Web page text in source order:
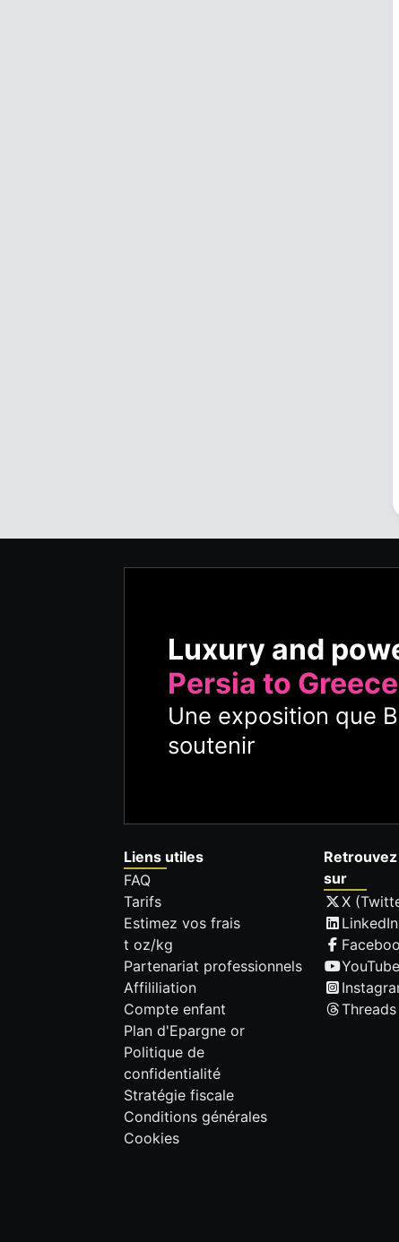
Luxury and
Persia to Greece
Une exposition que
soutenir
Liens utiles
FAQ
Tarifs
Estimez vos frais
t oz/kg
Partenariat professionnels
Affililiation
Compte enfant
Plan d'Epargne or
Politique de
confidentialité
Stratégie fiscale
Conditions générales
Cookies
sur
X
LinkedIn
YouTube
Threads